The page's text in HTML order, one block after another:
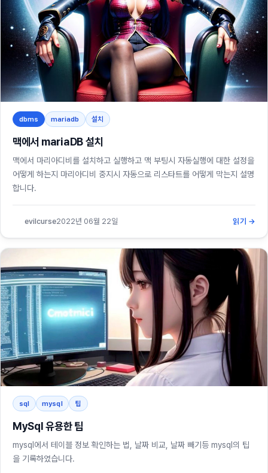
dbms mariadb 설치
맥에서 mariaDB 설치
맥에서 마리아디비를 설치하고 실행하고 맥 부팅시 자동실행에 대한 설정을
어떻게 하는지 마리아디비 중지시 자동으로 리스타트를 어떻게 막는지 설명
합니다.
evilcurse2022년 06월 22일 읽기 →
sql mysql 팁
MySql 유용한 팁
mysql에서 테이블 정보 확인하는 법, 날짜 비교, 날짜 빼기등 mysql의 팁
을 기록하였습니다.